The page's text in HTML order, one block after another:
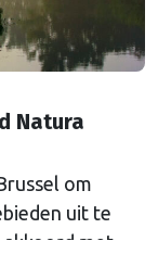
Natura
om
uit te
akkoord met